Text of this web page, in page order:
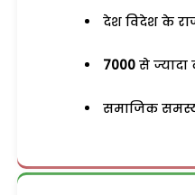
देश विदेश के
7000 से ज्यादा
समाजिक